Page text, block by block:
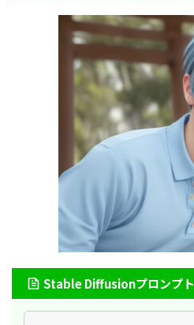
Stable Diffusionプロンプト